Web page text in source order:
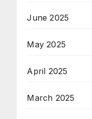
June 2025
May 2025
April 2025
March 2025